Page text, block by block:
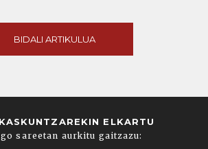
BIDALI ARTIKULUA
ELKARTU
sareetan aurkitu gaitzazu: